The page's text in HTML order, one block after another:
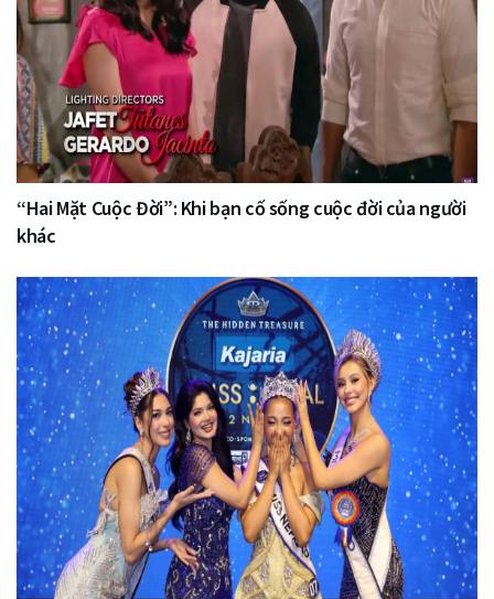
“Hai Mặt Cuộc Đời”: Khi bạn cố sống cuộc đời của người
khác